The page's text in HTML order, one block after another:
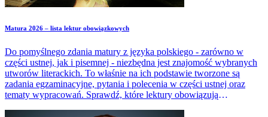
Matura 2026 – lista lektur obowiązkowych
Do pomyślnego zdania matury z języka polskiego - zarówno w
części ustnej, jak i pisemnej - niezbędna jest znajomość wybranych
utworów literackich. To właśnie na ich podstawie tworzone są
zadania egzaminacyjne, pytania i polecenia w części ustnej oraz
tematy wypracowań. Sprawdź, które lektury obowiązują